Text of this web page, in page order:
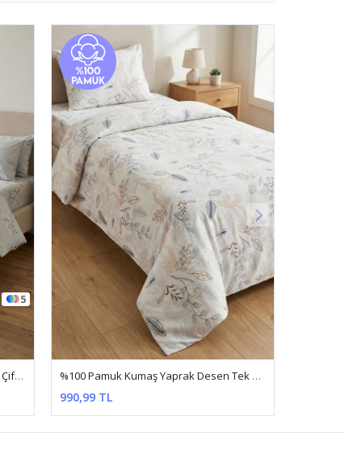
%100 Pamuk Kumaş Yaprak Desen Tek Kişilik Nevresim Takımı Mavi
4
%100 Pamuk Kumaş Gül Desen Çift Kişilik Nevresim Takımı Yeşil
1.199,99 TL